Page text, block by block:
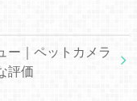
ー｜ペットカメラ
評価